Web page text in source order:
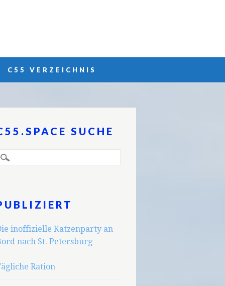
C55 VERZEICHNIS
SUCHE
inoffizielle Katzenparty an
nach St. Petersburg
Ration